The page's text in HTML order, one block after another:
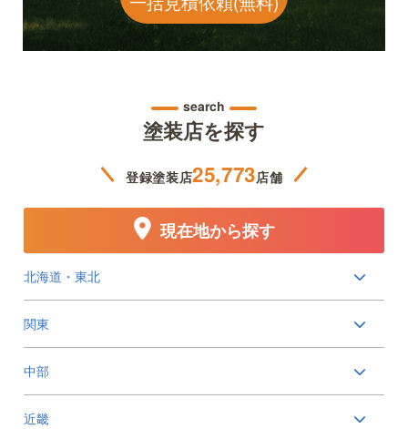
search
塗装店を探す
登録塗装店25,773店舗
北海道・東北
関東
中部
近畿
現在地から探す